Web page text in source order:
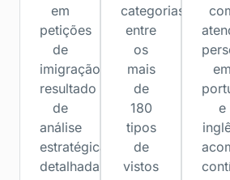
em
petições
de
imigração,
resultado
de
análise
estratégica
detalhada,
categorias
entre
os
mais
de
180
tipos
de
vistos
em
e